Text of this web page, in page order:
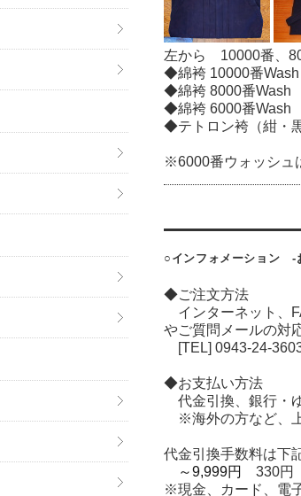
左から 10000番、
◆綿袴 10000番
◆綿袴 8000番
◆綿袴 6000番
◆テトロン袴（紺
※6000番ウォッシュ
○インフォメーション -
◆ご注文方法
インターネット、
やご質問メールの対
[TEL] 0943-24-
◆お支払い方法
代金引換、銀行・
※海外の方など、上
代金引換手数料は下
～9,999円 330円
※現金、カード、電